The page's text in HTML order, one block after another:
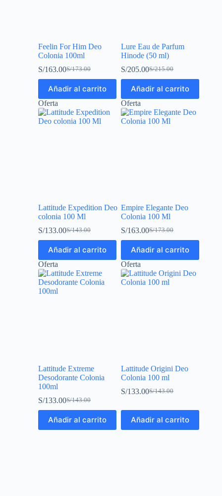
Feelin For Him Deo
Colonia 100ml
S/173.00
S/163.00
Añadir al carrito
Lure Eau de Parfum
Hinode (50 ml)
S/215.00
S/205.00
Añadir al carrito
Oferta
Lattitude Expedition Deo
colonia 100 Ml
S/143.00
S/133.00
Añadir al carrito
Oferta
Empire Elegante Deo
Colonia 100 Ml
S/173.00
S/163.00
Añadir al carrito
Oferta
Lattitude Extreme
Desodorante Colonia
100ml
S/143.00
S/133.00
Añadir al carrito
Oferta
Lattitude Origini Deo
Colonia 100 ml
S/143.00
S/133.00
Añadir al carrito